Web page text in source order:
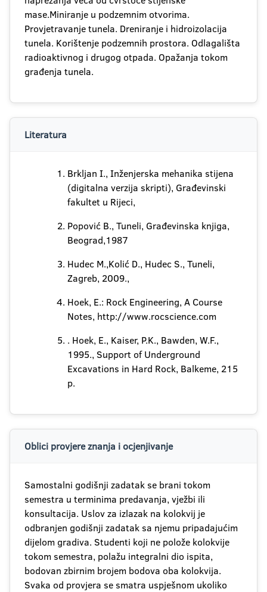
mase.Miniranje u podzemnim otvorima.
Provjetravanje tunela. Dreniranje i hidroizolacija
tunela. Korištenje podzemnih prostora. Odlagališta
radioaktivnog i drugog otpada. Opažanja tokom
građenja tunela.
Literatura
Brkljan I., Inženjerska mehanika stijena
(digitalna verzija skripti), Građevinski
fakultet u Rijeci,
Popović B., Tuneli, Građevinska knjiga,
Beograd,1987
Hudec M.,Kolić D., Hudec S., Tuneli,
Zagreb, 2009.,
Hoek, E.: Rock Engineering, A Course
Notes, http://www.rocscience.com
. Hoek, E., Kaiser, P.K., Bawden, W.F.,
1995., Support of Underground
Excavations in Hard Rock, Balkeme, 215
p.
Oblici provjere znanja i ocjenjivanje
Samostalni godišnji zadatak se brani tokom
semestra u terminima predavanja, vježbi ili
konsultacija. Uslov za izlazak na kolokvij je
odbranjen godišnji zadatak sa njemu pripadajućim
dijelom gradiva. Studenti koji ne polože kolokvije
tokom semestra, polažu integralni dio ispita,
bodovan zbirnim brojem bodova oba kolokvija.
Svaka od provjera se smatra uspješnom ukoliko